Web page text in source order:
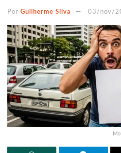
Por Guilherme Silva 03/nov/